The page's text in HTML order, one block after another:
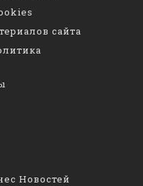
сайта
Новостей